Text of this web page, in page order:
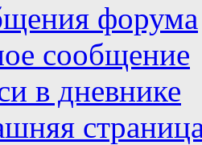
форума
сообщение
в дневнике